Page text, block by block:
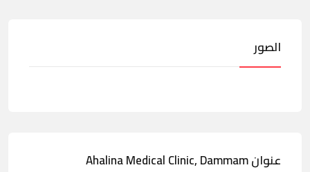
الصور
عنوان Ahalina Medical Clinic, Dammam